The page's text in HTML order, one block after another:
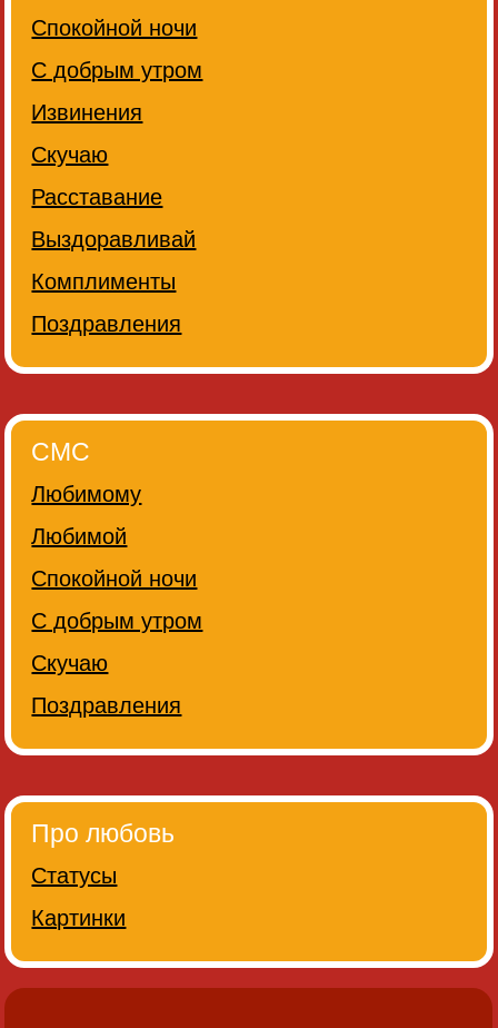
Спокойной ночи
С добрым утром
Извинения
Скучаю
Расставание
Выздоравливай
Комплименты
Поздравления
СМС
Любимому
Любимой
Спокойной ночи
С добрым утром
Скучаю
Поздравления
Про любовь
Статусы
Картинки